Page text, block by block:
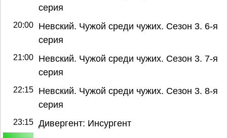
серия
20:00
Невский. Чужой среди чужих. Сезон 3. 6-я
серия
21:00
Невский. Чужой среди чужих. Сезон 3. 7-я
серия
22:15
Невский. Чужой среди чужих. Сезон 3. 8-я
серия
23:15 Дивергент: Инсургент